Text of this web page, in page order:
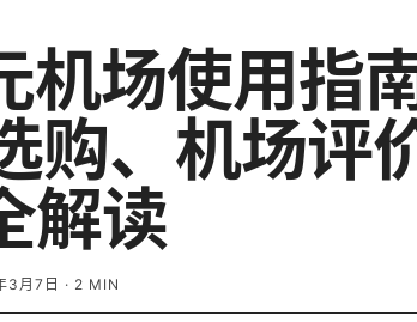
机场使用指
购、机场评
解读
3月7日 · 2 MIN